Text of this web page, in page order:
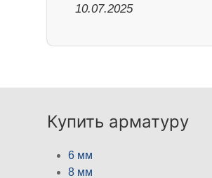
10.07.2025
Купить арматуру
6 мм
8 мм